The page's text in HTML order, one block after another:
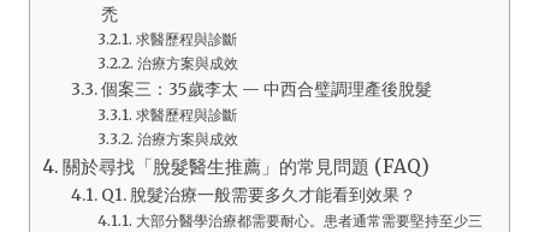
禿
求醫歷程與診斷
治療方案與成效
個案三：35歲李太 — 中西合璧調理產後脫髮
求醫歷程與診斷
治療方案與成效
關於尋找「脫髮醫生推薦」的常見問題 (FAQ)
Q1. 脫髮治療一般需要多久才能看到效果？
大部分醫學治療都需要耐心。患者通常需要堅持至少三